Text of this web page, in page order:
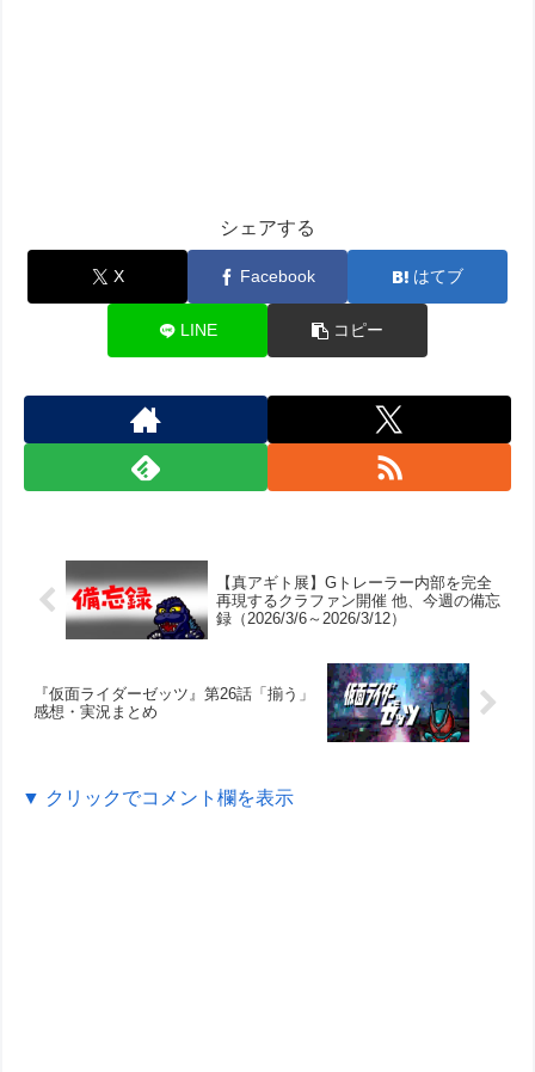
シェアする
X Facebook はてブ
LINE コピー
【真アギト展】Gトレーラー内部を完全
再現するクラファン開催 他、今週の備忘
録（2026/3/6～2026/3/12）
『仮面ライダーゼッツ』第26話「揃う」
感想・実況まとめ
▼ クリックでコメント欄を表示